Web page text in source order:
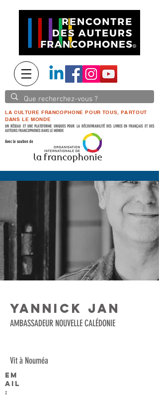
LA CULTURE FRANCOPHONE POUR TOUS, PARTOUT
DANS LE MONDE
UN RÉSEAU ET UNE PLATEFORME UNIQUES POUR LA DÉCOUVRABILITÉ DES LIVRES EN FRANÇAIS ET DES
AUTEURS FRANCOPHONES DANS LE MONDE
Avec le soutien de
YANNICK JAN
AMBASSADEUR NOUVELLE CALÉDONIE
Vit à Nouméa
Em
ail
: